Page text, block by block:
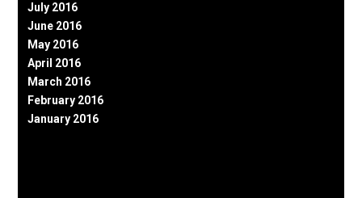
July 2016
June 2016
May 2016
April 2016
March 2016
February 2016
January 2016